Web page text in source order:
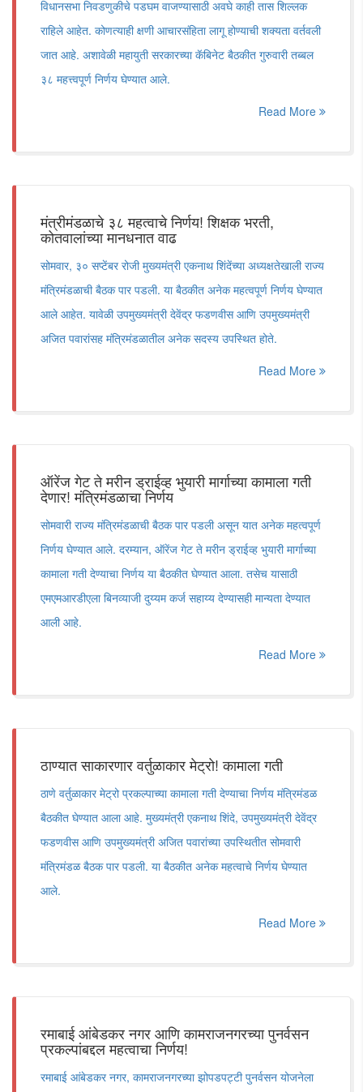
विधानसभा निवडणुकीचे पडघम वाजण्यासाठी अवघे काही तास शिल्लक
राहिले आहेत. कोणत्याही क्षणी आचारसंहिता लागू होण्याची शक्यता वर्तवली
जात आहे. अशावेळी महायुती सरकारच्या कॅबिनेट बैठकीत गुरुवारी तब्बल
३८ महत्त्वपूर्ण निर्णय घेण्यात आले.
Read More
मंत्रीमंडळाचे ३८ महत्वाचे निर्णय! शिक्षक भरती,
कोतवालांच्या मानधनात वाढ
सोमवार, ३० सप्टेंबर रोजी मुख्यमंत्री एकनाथ शिंदेंच्या अध्यक्षतेखाली राज्य
मंत्रिमंडळाची बैठक पार पडली. या बैठकीत अनेक महत्वपूर्ण निर्णय घेण्यात
आले आहेत. यावेळी उपमुख्यमंत्री देवेंद्र फडणवीस आणि उपमुख्यमंत्री
अजित पवारांसह मंत्रिमंडळातील अनेक सदस्य उपस्थित होते.
Read More
ऑरेंज गेट ते मरीन ड्राईव्ह भुयारी मार्गाच्या कामाला गती
देणार! मंत्रिमंडळाचा निर्णय
सोमवारी राज्य मंत्रिमंडळाची बैठक पार पडली असून यात अनेक महत्वपूर्ण
निर्णय घेण्यात आले. दरम्यान, ऑरेंज गेट ते मरीन ड्राईव्ह भुयारी मार्गाच्या
कामाला गती देण्याचा निर्णय या बैठकीत घेण्यात आला. तसेच यासाठी
एमएमआरडीएला बिनव्याजी दुय्यम कर्ज सहाय्य देण्यासही मान्यता देण्यात
आली आहे.
Read More
ठाण्यात साकारणार वर्तुळाकार मेट्रो! कामाला गती
ठाणे वर्तुळाकार मेट्रो प्रकल्पाच्या कामाला गती देण्याचा निर्णय मंत्रिमंडळ
बैठकीत घेण्यात आला आहे. मुख्यमंत्री एकनाथ शिंदे, उपमुख्यमंत्री देवेंद्र
फडणवीस आणि उपमुख्यमंत्री अजित पवारांच्या उपस्थितीत सोमवारी
मंत्रिमंडळ बैठक पार पडली. या बैठकीत अनेक महत्वाचे निर्णय घेण्यात
आले.
Read More
रमाबाई आंबेडकर नगर आणि कामराजनगरच्या पुनर्वसन
प्रकल्पांबद्दल महत्वाचा निर्णय!
रमाबाई आंबेडकर नगर, कामराजनगरच्या झोपडपट्टी पुनर्वसन योजनेला